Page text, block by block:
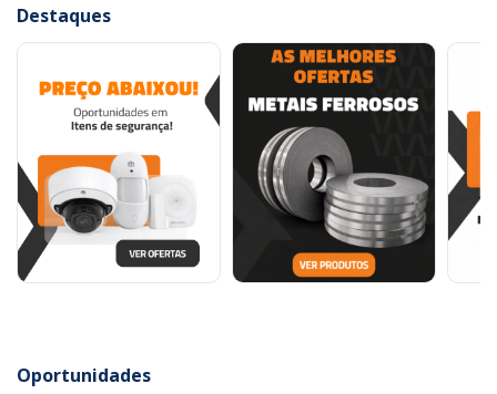
Destaques
Oportunidades